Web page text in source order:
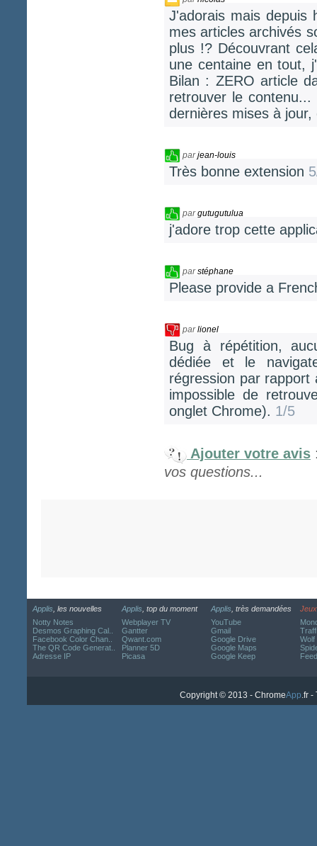
J'adorais mais depuis
mes articles archivés
plus !? Découvrant
une centaine en tout,
Bilan : ZERO article
retrouver le
dernières mises à
parjean-louis
Très bonne extension
pargutugutulua
j'adore trop cette
parstéphane
Please provide a
parlionel
Bug à répétition,
dédiée et le
régression par
impossible de
onglet Chrome). 1/5
Ajouter votre avis
vos questions...
Applis , les nouvelles
Notty Notes
Desmos Graphing Cal..
Facebook Color Chan..
The QR Code Generat..
Adresse IP
Applis , top du moment
Webplayer TV
Gantter
Qwant.com
Planner 5D
Picasa
Applis , très demandées
YouTube
Gmail
Google Drive
Google Maps
Google Keep
Jeux
Wolf
Copyright © 2013 - ChromeApp.fr -